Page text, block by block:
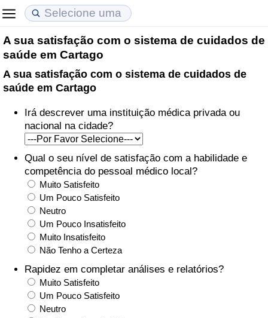
A sua satisfação com o sistema de cuidados de
saúde em Cartago
A sua satisfação com o sistema de cuidados de
saúde em Cartago
Irá descrever uma instituição médica privada ou
nacional na cidade?
Qual o seu nível de satisfação com a habilidade e
competência do pessoal médico local?
Muito Satisfeito
Um Pouco Satisfeito
Neutro
Um Pouco Insatisfeito
Muito Insatisfeito
Não Tenho a Certeza
Rapidez em completar análises e relatórios?
Muito Satisfeito
Um Pouco Satisfeito
Neutro
Custo de Vida
Indicador de Custo de Vida (Atual)
Indicador de Custo de Vida
Indicador de Custo de Vida Por País
em Aqaba
Preços de Imóveis
Indicador de Preços de Imóveis (Atual)
Indicador de Preços de Imóveis
Indicador de Preços de Imóveis por País
Qualidade de Vida
Indicador de Qualidade de Vida
Indicador de Qualidade de Vida (Atual)
Índice de qualidade de vida por país
Crime
Taxa do Indicador de Crime (Atual)
Indicador de Crime
Saúde